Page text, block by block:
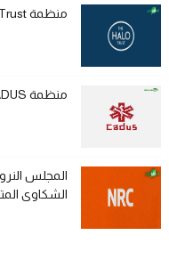
منظمة HALO Trust تعلن عن وظائف شاغرة
منظمة CADUS تعلن عن حاجتها لوظائف شاغرة
الشكاوى